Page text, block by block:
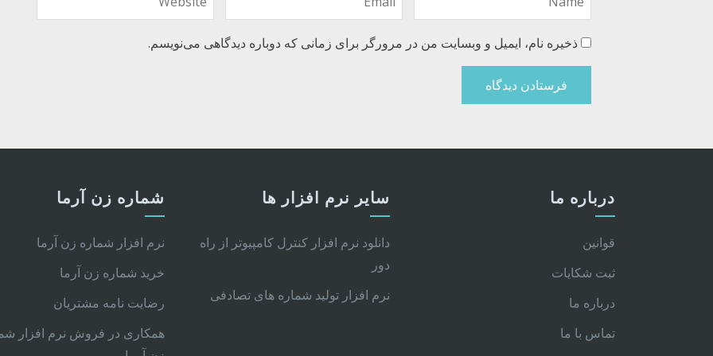
ذخیره نام، ایمیل و وبسایت من در مرورگر برای زمانی که دوباره دیدگاهی می‌نویسم.
درباره ما
قوانین
ثبت شکایات
درباره ما
تماس با ما
سایر نرم افزار ها
دانلود نرم افزار کنترل کامپیوتر از راه
دور
نرم افزار تولید شماره های تصادفی
شماره زن آرما
نرم افزار شماره زن آرما
خرید شماره زن آرما
رضایت نامه مشتریان
همکاری در فروش نرم افزار